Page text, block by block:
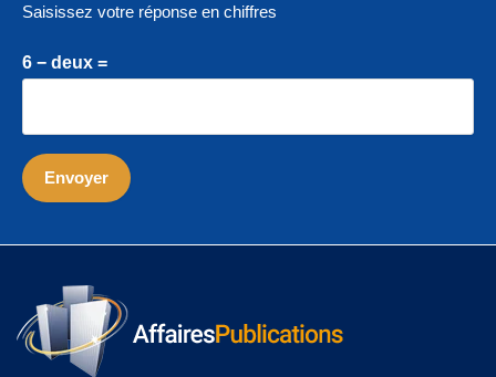
Saisissez votre réponse en chiffres
6 − deux =